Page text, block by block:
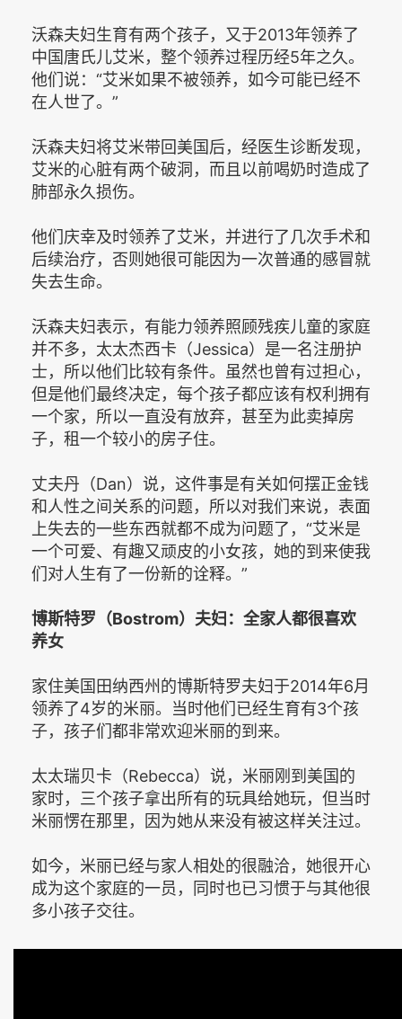
沃森夫妇生育有两个孩子，又于2013年领养了
中国唐氏儿艾米，整个领养过程历经5年之久。
他们说：“艾米如果不被领养，如今可能已经不
在人世了。”
沃森夫妇将艾米带回美国后，经医生诊断发现，
艾米的心脏有两个破洞，而且以前喝奶时造成了
肺部永久损伤。
他们庆幸及时领养了艾米，并进行了几次手术和
后续治疗，否则她很可能因为一次普通的感冒就
失去生命。
沃森夫妇表示，有能力领养照顾残疾儿童的家庭
并不多，太太杰西卡（Jessica）是一名注册护
士，所以他们比较有条件。虽然也曾有过担心，
但是他们最终决定，每个孩子都应该有权利拥有
一个家，所以一直没有放弃，甚至为此卖掉房
子，租一个较小的房子住。
丈夫丹（Dan）说，这件事是有关如何摆正金钱
和人性之间关系的问题，所以对我们来说，表面
上失去的一些东西就都不成为问题了，“艾米是
一个可爱、有趣又顽皮的小女孩，她的到来使我
们对人生有了一份新的诠释。”
博斯特罗（Bostrom）夫妇：全家人都很喜欢
养女
家住美国田纳西州的博斯特罗夫妇于2014年6月
领养了4岁的米丽。当时他们已经生育有3个孩
子，孩子们都非常欢迎米丽的到来。
太太瑞贝卡（Rebecca）说，米丽刚到美国的
家时，三个孩子拿出所有的玩具给她玩，但当时
米丽愣在那里，因为她从来没有被这样关注过。
如今，米丽已经与家人相处的很融洽，她很开心
成为这个家庭的一员，同时也已习惯于与其他很
多小孩子交往。